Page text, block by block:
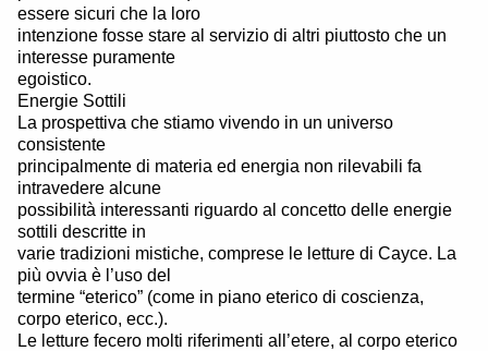
essere sicuri che la loro
intenzione fosse stare al servizio di altri piuttosto che un
interesse puramente
egoistico.
Energie Sottili
La prospettiva che stiamo vivendo in un universo
consistente
principalmente di materia ed energia non rilevabili fa
intravedere alcune
possibilità interessanti riguardo al concetto delle energie
sottili descritte in
varie tradizioni mistiche, comprese le letture di Cayce. La
più ovvia è l’uso del
termine “eterico” (come in piano eterico di coscienza,
corpo eterico, ecc.).
Le letture fecero molti riferimenti all’etere, al corpo eterico